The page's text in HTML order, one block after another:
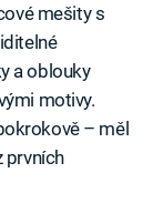
mešity s
a oblouky
motivy.
– měl
prvních